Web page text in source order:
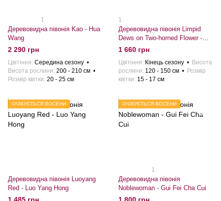
1
Деревовидна півонія Kao - Hua
Wang
2 290 грн
Цвітіння Середина сезону
Висота рослини 200 - 210 cм
Розмiр квiтки 20 - 25 см
1
Деревовидна півонія Limpid
Dews on Two-horned Flower -
Ling Hua Zhan Lu
1 660 грн
Цвітіння Кiнець сезону
Висота
рослини 120 - 150 см
Розмiр
квiтки 15 - 17 см
ОЧІКУЄТЬСЯ ВОСЕНИ
Деревовидна півонія Luoyang
Red - Luo Yang Hong
ОЧІКУЄТЬСЯ ВОСЕНИ
1
Деревовидна півонія
Noblewoman - Gui Fei Cha Cui